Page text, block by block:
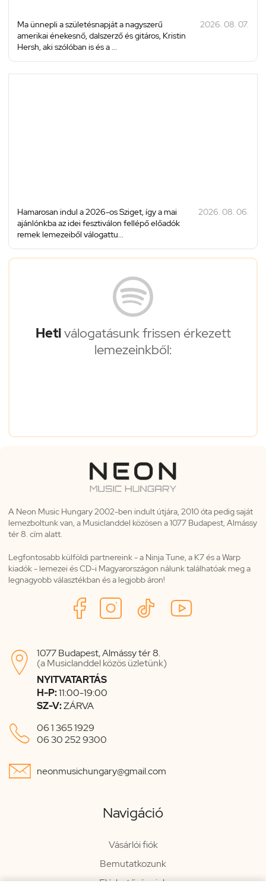
Ma ünnepli a születésnapját a nagyszerű
amerikai énekesnő, dalszerző és gitáros, Kristin
Hersh, aki szólóban is és a ...
2026. 08. 07.
Hamarosan indul a 2026-os Sziget, így a mai
ajánlónkba az idei fesztiválon fellépő előadók
remek lemezeiből válogattu...
2026. 08. 06.
Hetiválogatásunk frissen érkezett
lemezeinkből:
A Neon Music Hungary 2002-ben indult útjára, 2010 óta pedig saját
lemezboltunk van, a Musiclanddel közösen a 1077 Budapest, Almássy
tér 8. cím alatt.
Legfontosabb külföldi partnereink - a Ninja Tune, a K7 és a Warp
kiadók - lemezei és CD-i Magyarországon nálunk találhatóak meg a
legnagyobb választékban és a legjobb áron!

1077 Budapest, Almássy tér 8.
(a Musiclanddel közös üzletünk)
NYITVATARTÁS
H-P:11:00-19:00
SZ-V:ZÁRVA
 06 1 365 1929
06 30 252 9300
 neonmusichungary@gmail.com
Navigáció
Vásárlói fiók
Bemutatkozunk
Elérhetőségeink